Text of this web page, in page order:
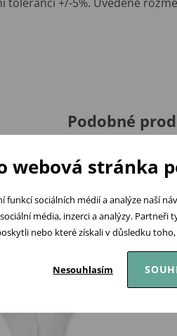
Podobné
webová stránka
funkcí sociálních médií a analýze naší
média, inzerci a analýzy.
nebo které získali v důsledku
Nesouhlasím